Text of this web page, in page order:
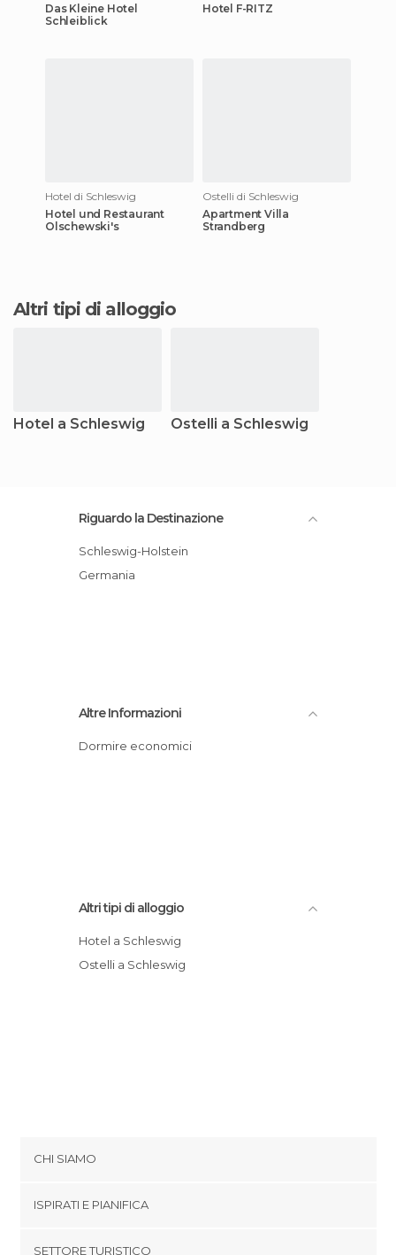
Das Kleine Hotel
Schleiblick
Hotel F-RITZ
Hotel di Schleswig
Hotel und Restaurant
Olschewski's
Ostelli di Schleswig
Apartment Villa
Strandberg
Altri tipi di alloggio
Hotel a Schleswig Ostelli a Schleswig
Riguardo la Destinazione
Schleswig-Holstein
Germania
Altre Informazioni
Dormire economici
Altri tipi di alloggio
Hotel a Schleswig
Ostelli a Schleswig
CHI SIAMO
ISPIRATI E PIANIFICA
SETTORE TURISTICO